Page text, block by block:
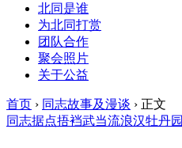
北同是谁
为北同打赏
团队合作
聚会照片
关于公益
首页 › 同志故事及漫谈 › 正文
同志据点捂裆武当流浪汉牡丹园